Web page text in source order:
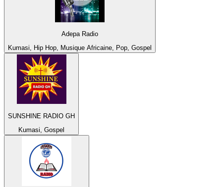
Adepa Radio
Kumasi, Hip Hop, Musique Africaine, Pop, Gospel
SUNSHINE RADIO GH
Kumasi, Gospel